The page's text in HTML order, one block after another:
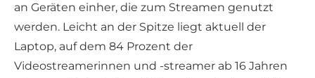
an Geräten einher, die zum Streamen genutzt
werden. Leicht an der Spitze liegt aktuell der
Laptop, auf dem 84 Prozent der
Videostreamerinnen und -streamer ab 16 Jahren